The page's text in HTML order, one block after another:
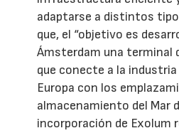
adaptarse a distintos
que, el “objetivo es
Ámsterdam una terminal
que conecte a la
Europa con los
almacenamiento del Mar
incorporación de Exolum